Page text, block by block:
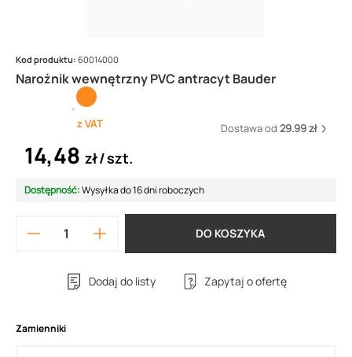
Narożnik wewnętrzny PVC antracyt Bauder
Kod produktu: 60014000
z VAT Dostawa od 29.99 zł
14,48 zł szt.
Dostępność:Wysyłka do 16 dni roboczych
DO KOSZYKA
Dodaj do listy Zapytaj o ofertę
Zamienniki